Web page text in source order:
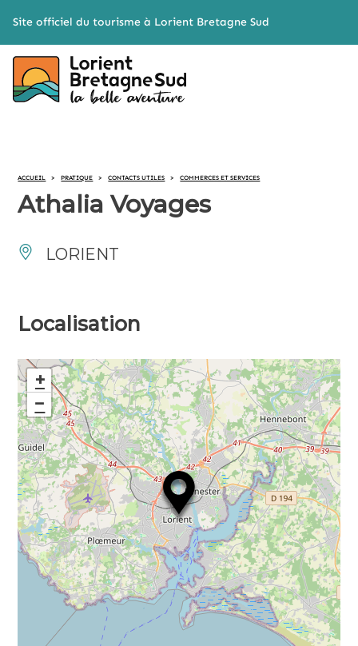
Site officiel du tourisme à Lorient Bretagne Sud
ACCUEIL > PRATIQUE > CONTACTS UTILES > COMMERCES ET SERVICES
Athalia Voyages
LORIENT
Localisation
+
−